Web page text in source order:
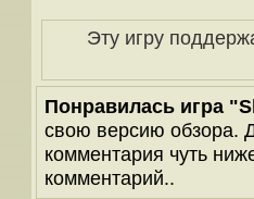
Эту игру
Понравилась игра
свою версию обзора.
комментария чуть
комментарий..